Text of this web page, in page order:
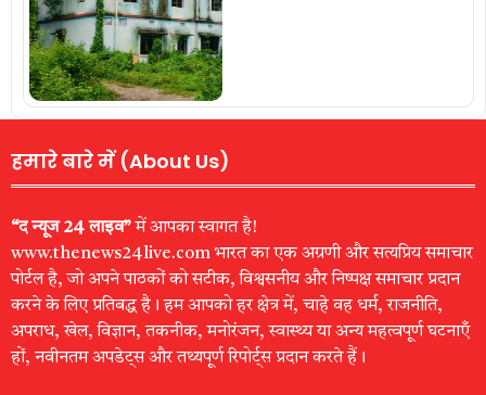
हमारे बारे में (About Us)
“द न्यूज 24 लाइव”में आपका स्वागत है!
www.thenews24live.com भारत का एक अग्रणी और सत्यप्रिय समाचार
पोर्टल है, जो अपने पाठकों को सटीक, विश्वसनीय और निष्पक्ष समाचार प्रदान
करने के लिए प्रतिबद्ध है। हम आपको हर क्षेत्र में, चाहे वह धर्म, राजनीति,
अपराध, खेल, विज्ञान, तकनीक, मनोरंजन, स्वास्थ्य या अन्य महत्वपूर्ण घटनाएँ
हों, नवीनतम अपडेट्स और तथ्यपूर्ण रिपोर्ट्स प्रदान करते हैं।